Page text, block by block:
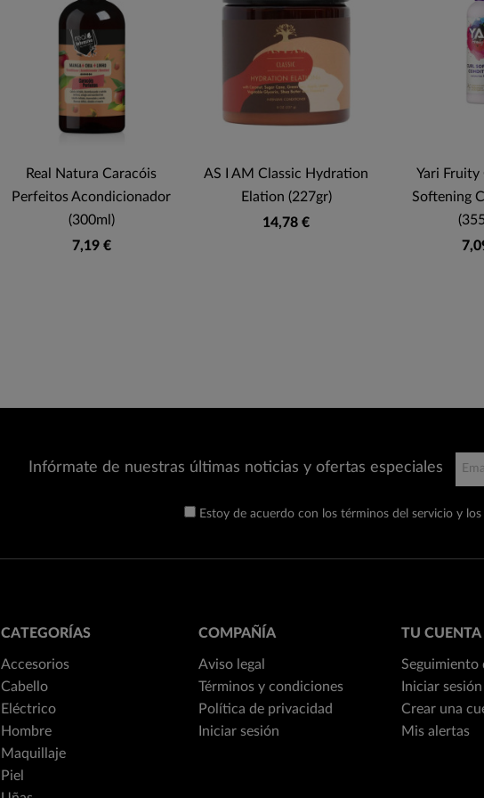
Real Natura Caracóis
Perfeitos Acondicionador
(300ml)
7,19 €
AS I AM Classic Hydration
Elation (227gr)
14,78 €
Yari Fruity
Softening
Infórmate de nuestras últimas noticias y ofertas especiales
Estoy de acuerdo con los términos del servicio y los
CATEGORÍAS
Accesorios
Cabello
Eléctrico
Hombre
Maquillaje
Piel
COMPAÑÍA
Aviso legal
Términos y condiciones
Política de privacidad
Iniciar sesión
TU CUENTA
Seguimiento
Iniciar sesión
Crear una
Mis alertas